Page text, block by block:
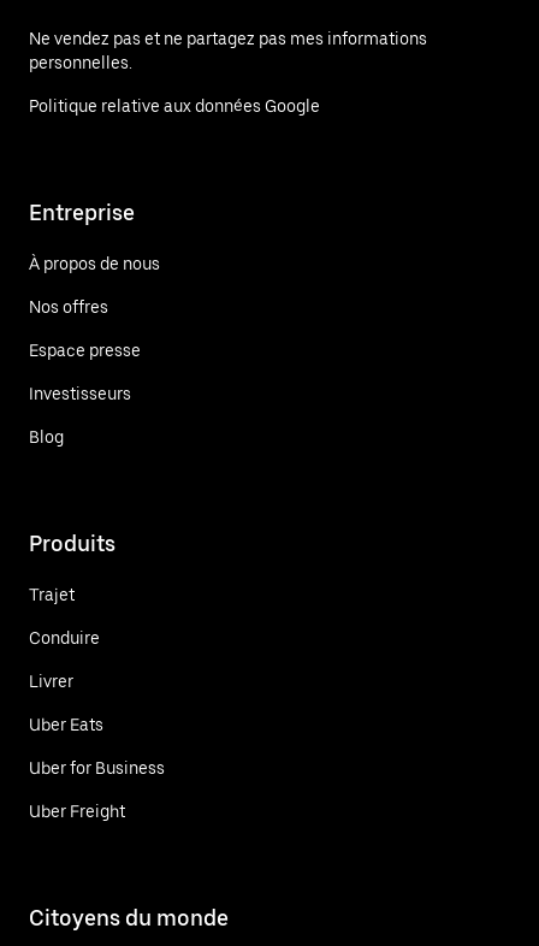
Ne vendez pas et ne partagez pas mes informations
personnelles.
Politique relative aux données Google
Entreprise
À propos de nous
Nos offres
Espace presse
Investisseurs
Blog
Produits
Trajet
Conduire
Livrer
Uber Eats
Uber for Business
Uber Freight
Citoyens du monde